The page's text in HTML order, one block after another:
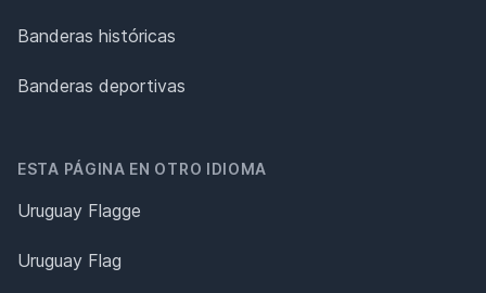
Banderas históricas
Banderas deportivas
ESTA PÁGINA EN OTRO IDIOMA
Uruguay Flagge
Uruguay Flag